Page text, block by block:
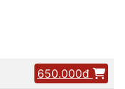
650.000đ